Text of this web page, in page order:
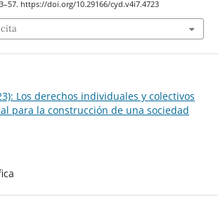
https://doi.org/10.29166/cyd.v4i7.4723
Los derechos individuales y colectivos
para la construcción de una sociedad